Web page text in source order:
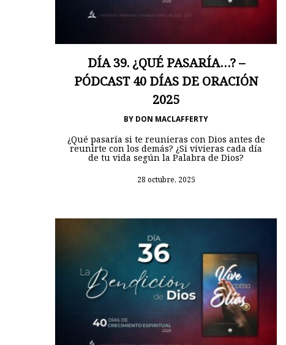
DÍA 39. ¿QUÉ PASARÍA…? –
PÓDCAST 40 DÍAS DE ORACIÓN
2025
BY DON MACLAFFERTY
¿Qué pasaría si te reunieras con Dios antes de
reunirte con los demás? ¿Si vivieras cada día
de tu vida según la Palabra de Dios?
28 octubre, 2025